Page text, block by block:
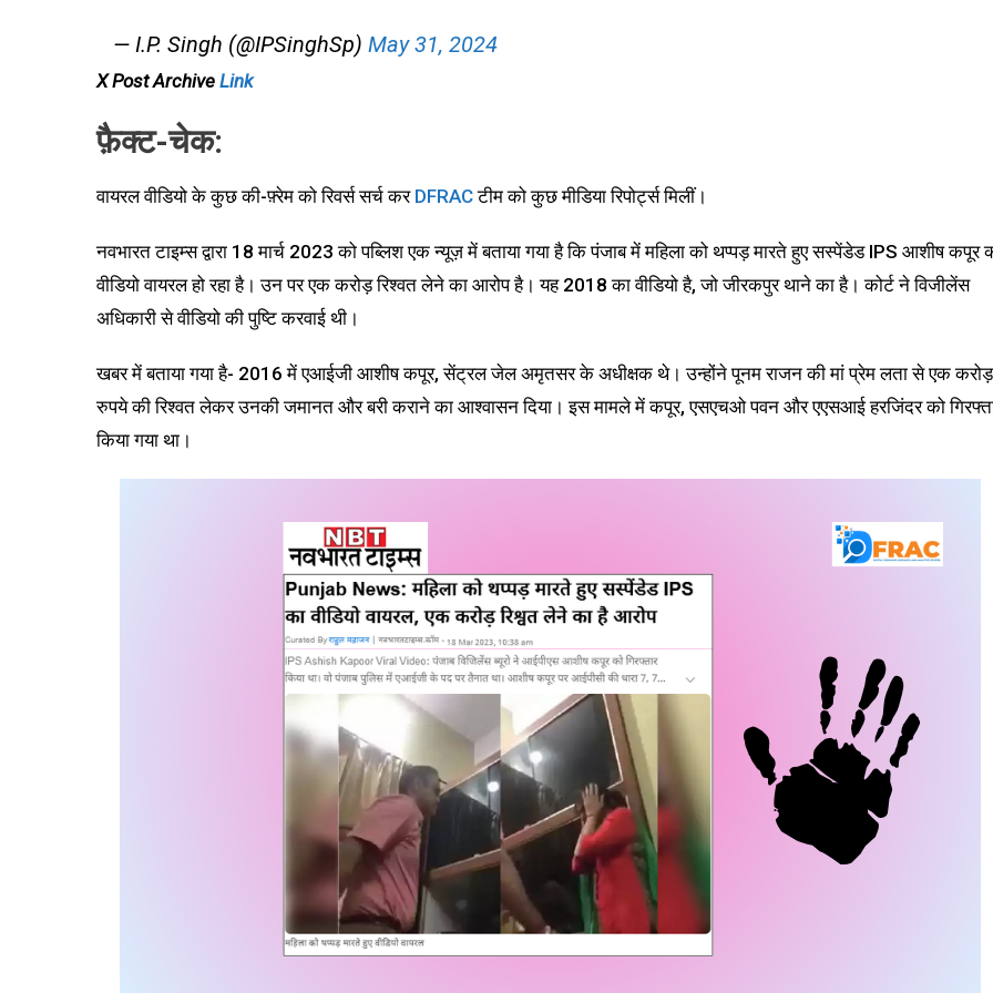
— I.P. Singh (@IPSinghSp) May 31, 2024
X Post Archive Link
फ़ैक्ट-चेक:
वायरल वीडियो के कुछ की-फ़्रेम को रिवर्स सर्च करDFRACटीम को कुछ मीडिया रिपोर्ट्स मिलीं।
नवभारत टाइम्स द्वारा 18 मार्च 2023 को पब्लिश एक न्यूज़ में बताया गया है कि पंजाब में महिला को थप्पड़ मारते हुए सस्पेंडेड IPS आशीष कपूर
वीडियो वायरल हो रहा है। उन पर एक करोड़ रिश्वत लेने का आरोप है। यह 2018 का वीडियो है, जो जीरकपुर थाने का है। कोर्ट ने विजीलेंस
अधिकारी से वीडियो की पुष्टि करवाई थी।
खबर में बताया गया है- 2016 में एआईजी आशीष कपूर, सेंट्रल जेल अमृतसर के अधीक्षक थे। उन्होंने पूनम राजन की मां प्रेम लता से एक करोड़
रुपये की रिश्वत लेकर उनकी जमानत और बरी कराने का आश्वासन दिया। इस मामले में कपूर, एसएचओ पवन और एएसआई हरजिंदर को
किया गया था।